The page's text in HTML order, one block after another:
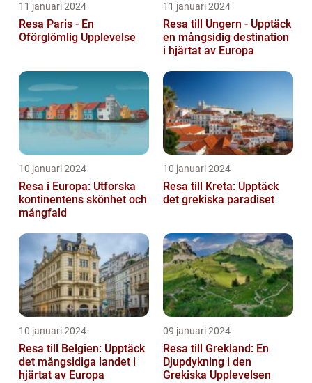
11 januari 2024
Resa Paris - En
Oförglömlig Upplevelse
11 januari 2024
Resa till Ungern - Upptäck
en mångsidig destination
i hjärtat av Europa
10 januari 2024
Resa i Europa: Utforska
kontinentens skönhet och
mångfald
10 januari 2024
Resa till Kreta: Upptäck
det grekiska paradiset
10 januari 2024
Resa till Belgien: Upptäck
det mångsidiga landet i
hjärtat av Europa
09 januari 2024
Resa till Grekland: En
Djupdykning i den
Grekiska Upplevelsen